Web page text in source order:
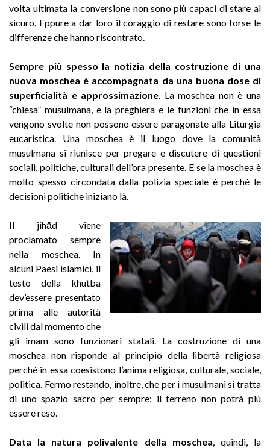
volta ultimata la conversione non sono più capaci di stare al
sicuro. Eppure a dar loro il coraggio di restare sono forse le
differenze che hanno riscontrato.
Sempre più spesso la notizia della costruzione di una
nuova moschea è accompagnata da una buona dose di
superficialità e approssimazione . La moschea non è una
“chiesa” musulmana, e la preghiera e le funzioni che in essa
vengono svolte non possono essere paragonate alla Liturgia
eucaristica. Una moschea è il luogo dove la comunità
musulmana si riunisce per pregare e discutere di questioni
sociali, politiche, culturali dell’ora presente. E se la moschea è
molto spesso circondata dalla polizia speciale è perché le
decisioni politiche iniziano là.
Il jihād viene
proclamato sempre
nella moschea. In
alcuni Paesi islamici, il
testo della khutba
dev’essere presentato
prima alle autorità
civili dal momento che
gli imam sono funzionari statali. La costruzione di una
moschea non risponde al principio della libertà religiosa
perché in essa coesistono l’anima religiosa, culturale, sociale,
politica. Fermo restando, inoltre, che per i musulmani si tratta
di uno spazio sacro per sempre: il terreno non potrà più
essere reso.
Data la natura polivalente della moschea , quindi, la